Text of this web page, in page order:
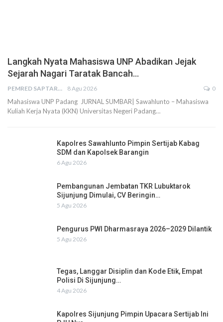
Langkah Nyata Mahasiswa UNP Abadikan Jejak
Sejarah Nagari Taratak Bancah…
PEMRED SAPTARIUS 8 Agu 2026 0
Mahasiswa UNP Padang JURNAL SUMBAR| Sawahlunto – Mahasiswa
Kuliah Kerja Nyata (KKN) Universitas Negeri Padang…
Kapolres Sawahlunto Pimpin Sertijab Kabag
SDM dan Kapolsek Barangin
6 Agu 2026
Pembangunan Jembatan TKR Lubuktarok
Sijunjung Dimulai, CV Beringin…
5 Agu 2026
Pengurus PWI Dharmasraya 2026–2029 Dilantik
5 Agu 2026
Tegas, Langgar Disiplin dan Kode Etik, Empat
Polisi Di Sijunjung…
4 Agu 2026
Kapolres Sijunjung Pimpin Upacara Sertijab Ini